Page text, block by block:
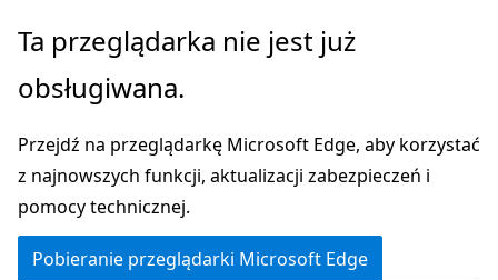
Przejdź
głównej
Ta przeglądarka nie jest już
obsługiwana.
Przejdź na przeglądarkę Microsoft Edge, aby korzystać
z najnowszych funkcji, aktualizacji zabezpieczeń i
pomocy technicznej.
Pobieranie przeglądarki Microsoft Edge